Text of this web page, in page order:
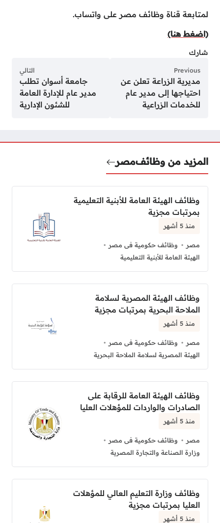
لمتابعة قناة وظائف مصر على واتساب.
(اضغط هنا)
شارك
Previous
مديرية الزراعة تعلن عن
احتياجها إلى مدير عام
للخدمات الزراعية
التالي
جامعة أسوان تطلب
مدير عام للإدارة العامة
للشئون الإدارية
المزيد من وظائفمصر
وظائف الهيئة العامة للأبنية التعليمية
بمرتبات مجزية
منذ 5 أشهر
مصر
وظائف حكومية فى مصر
الهيئة العامة للأبنية التعليمية
وظائف الهيئة المصرية لسلامة
الملاحة البحرية بمرتبات مجزية
منذ 5 أشهر
مصر
وظائف حكومية فى مصر
الهيئة المصرية لسلامة الملاحة البحرية
وظائف الهيئة العامة للرقابة على
الصادرات والواردات للمؤهلات العليا
منذ 5 أشهر
مصر
وظائف حكومية فى مصر
وزارة الصناعة والتجارة المصرية
وظائف وزارة التعليم العالي للمؤهلات
العليا بمرتبات مجزية
منذ 5 أشهر